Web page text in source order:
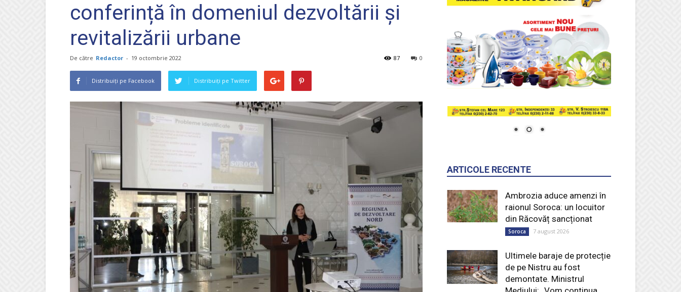
conferință în domeniul dezvoltării și
revitalizării urbane
De către Redactor - 19 octombrie 2022 0
87
Distribuiți pe Facebook Distribuiți pe Twitter
ARTICOLE RECENTE
Ambrozia aduce amenzi în
raionul Soroca: un locuitor
din Răcovăț sancționat
Soroca 7 august 2026
Ultimele baraje de protecție
de pe Nistru au fost
demontate. Ministrul